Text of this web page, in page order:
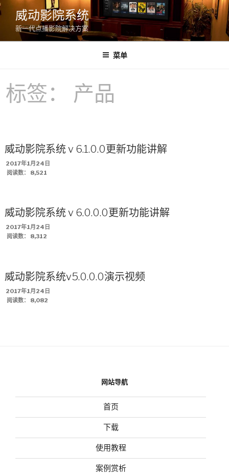
跳
至
容
威动影院系统
新一代点播影院解决方案
菜单
标签： 产品
威动影院系统 v 6.1.0.0更新功能讲解
发
布
2017年1月24日
阅读数： 8,521
威动影院系统 v 6.0.0.0更新功能讲解
发
布
2017年1月24日
阅读数： 8,312
威动影院系统v5.0.0.0演示视频
发
布
2017年1月24日
阅读数： 8,082
网站导航
首页
下载
使用教程
案例赏析